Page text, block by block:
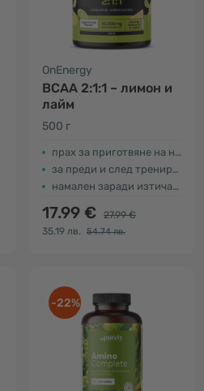
OnEnergy
BCAA 2:1:1 – лимон и
лайм
500 г
прах за приготвяне на напитката
за преди и след тренировка
намален заради изтичане на срока на годност
17.99 €
27.99 €
35.19 лв.
54.74 лв.
-22%